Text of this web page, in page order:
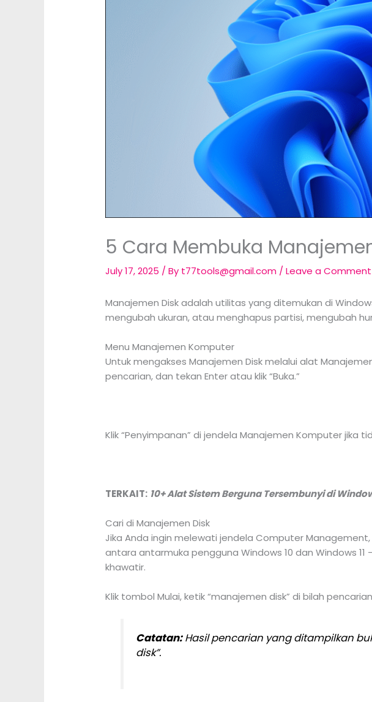
5 Cara Membuka
July 17, 2025 / By t77tools@gmail.com /Leave a Comment
Manajemen Disk adalah utilitas yang ditemukan di
mengubah ukuran, atau menghapus partisi, mengubah
Menu Manajemen Komputer
Untuk mengakses Manajemen Disk melalui alat
pencarian, dan tekan Enter atau klik “Buka.”
Klik “Penyimpanan” di jendela Manajemen Komputer jika
TERKAIT: 10+ Alat Sistem Berguna Tersembunyi di
Cari di Manajemen Disk
Jika Anda ingin melewati jendela Computer
antara antarmuka pengguna Windows 10 dan Windows
khawatir.
Klik tombol Mulai, ketik “manajemen disk” di bilah
Catatan:Hasil pencarian yang ditampilkan
disk”.